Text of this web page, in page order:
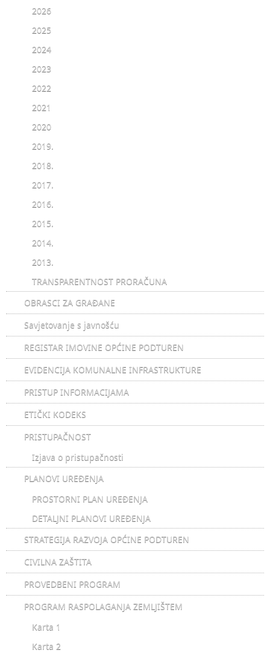
2026
2025
2024
2023
2022
2021
2020
2019.
2018.
2017.
2016.
2015.
2014.
2013.
TRANSPARENTNOST PRORAČUNA
OBRASCI ZA GRAĐANE
Savjetovanje s javnošću
REGISTAR IMOVINE OPĆINE PODTUREN
EVIDENCIJA KOMUNALNE INFRASTRUKTURE
PRISTUP INFORMACIJAMA
ETIČKI KODEKS
PRISTUPAČNOST
Izjava o pristupačnosti
PLANOVI UREĐENJA
PROSTORNI PLAN UREĐENJA
DETALJNI PLANOVI UREĐENJA
STRATEGIJA RAZVOJA OPĆINE PODTUREN
CIVILNA ZAŠTITA
PROVEDBENI PROGRAM
PROGRAM RASPOLAGANJA ZEMLJIŠTEM
Karta 1
Karta 2